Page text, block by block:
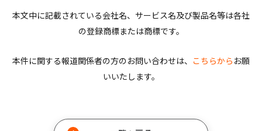
本文中に記載されている会社名、サービス名及び製品名等は各社
の登録商標または商標です。
本件に関する報道関係者の方のお問い合わせは、 こちらから お願
いいたします。